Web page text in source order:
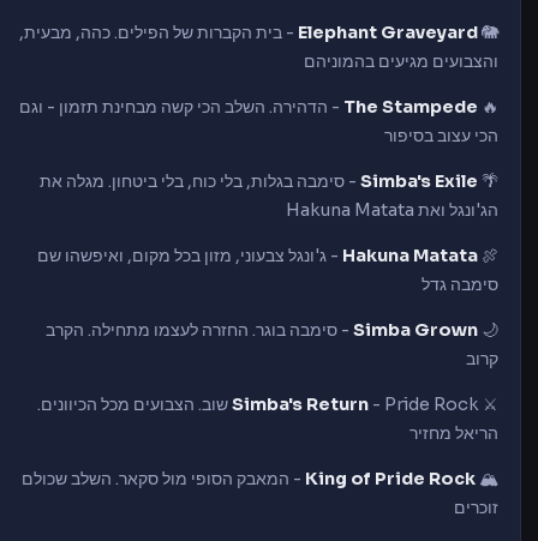
🐘
Elephant Graveyard - בית הקברות של הפילים. כהה, מבעית,
והצבועים מגיעים בהמוניהם
🔥
The Stampede - הדהירה. השלב הכי קשה מבחינת תזמון - וגם
הכי עצוב בסיפור
🌴
Simba's Exile - סימבה בגלות, בלי כוח, בלי ביטחון. מגלה את
הג'ונגל ואת Hakuna Matata
🍖
Hakuna Matata - ג'ונגל צבעוני, מזון בכל מקום, ואיפשהו שם
סימבה גדל
🌙
Simba Grown - סימבה בוגר. החזרה לעצמו מתחילה. הקרב
קרוב
⚔️
Simba's Return- Pride Rock שוב. הצבועים מכל הכיוונים.
הריאל מחזיר
🏔️
King of Pride Rock - המאבק הסופי מול סקאר. השלב שכולם
זוכרים